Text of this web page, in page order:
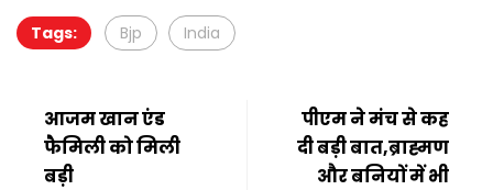
Tags: Bjp India
आजम खान एंड
फैमिली को मिली
बड़ी
पीएम ने मंच से कह
दी बड़ी बात,ब्राह्मण
और बनियों में भी